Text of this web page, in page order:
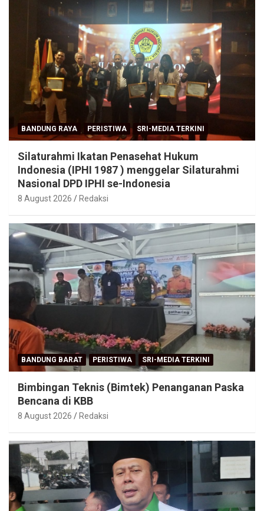
BANDUNG RAYA PERISTIWA SRI-MEDIA TERKINI
Silaturahmi Ikatan Penasehat Hukum
Indonesia (IPHI 1987 ) menggelar Silaturahmi
Nasional DPD IPHI se-Indonesia
8 August 2026 Redaksi
BANDUNG BARAT PERISTIWA SRI-MEDIA TERKINI
Bimbingan Teknis (Bimtek) Penanganan Paska
Bencana di KBB
8 August 2026 Redaksi